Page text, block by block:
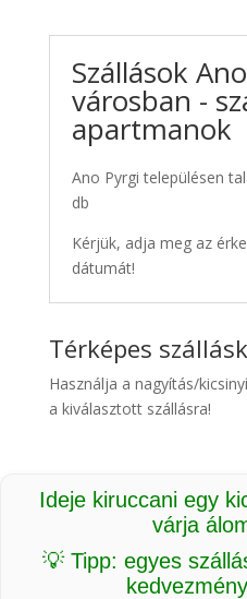
Szállások
városban -
apartmanok
Ano Pyrgi településen
db
Kérjük, adja meg az
dátumát!
Térképes
Használja a nagyítás/
a kiválasztott szállásra!
Ideje kiruccani egy
várja
💡 Tipp: egyes